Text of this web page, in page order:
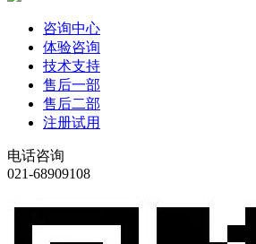
咨询中心
体验咨询
技术支持
售后一部
售后二部
注册试用
电话咨询
021-68909108